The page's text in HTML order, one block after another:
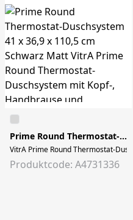
Prime Round Thermostat-Duschsystem 41 x 36,9 x 110,5 cm Schwarz Matt
VitrA Prime Round Thermostat-
Produktcode: A4731336